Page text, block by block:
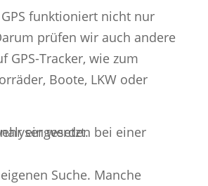
funktioniert nicht nur
prüfen wir auch andere
GPS-Tracker, wie zum
Boote, LKW oder
Suche. Manche